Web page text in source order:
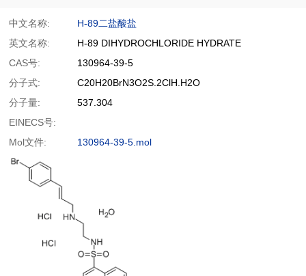
中文名称:
H-89二盐酸盐
英文名称:
H-89 DIHYDROCHLORIDE HYDRATE
CAS号:
130964-39-5
分子式:
C20H20BrN3O2S.2ClH.H2O
分子量:
537.304
EINECS号:
Mol文件:
130964-39-5.mol